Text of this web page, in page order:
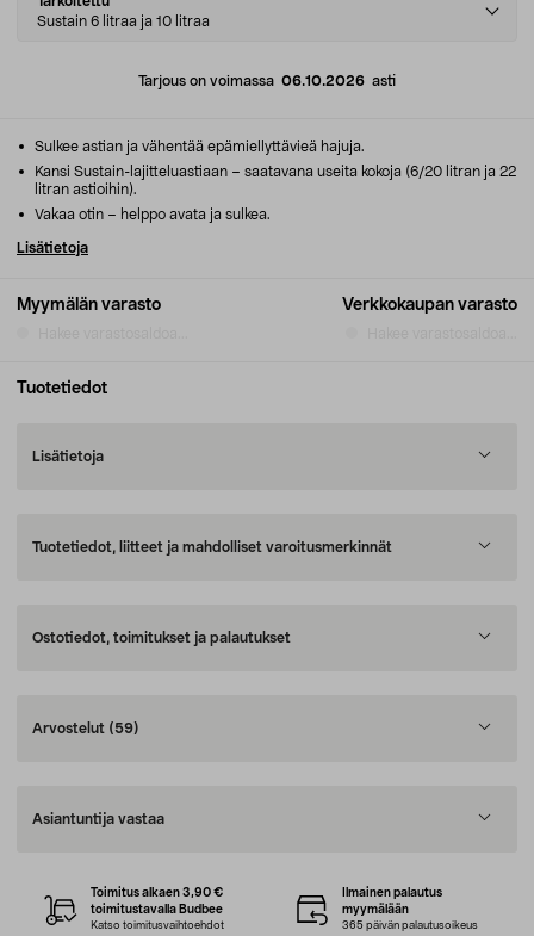
variant
Sustain 6 litraa ja 10 litraa
Tarjous on voimassa 06.10.2026 asti
Myymälän varasto Verkkokaupan varasto
Sulkee astian ja vähentää epämiellyttävieä hajuja.
Kansi Sustain-lajitteluastiaan – saatavana useita kokoja (6/20 litran ja 22
litran astioihin).
Vakaa otin – helppo avata ja sulkea.
Lisätietoja
Tuotetiedot
Lisätietoja
Tuotetiedot, liitteet ja mahdolliset varoitusmerkinnät
Ostotiedot, toimitukset ja palautukset
Arvostelut (59)
Asiantuntija vastaa
Toimitus alkaen 3,90 €
toimitustavalla Budbee
Katso toimitusvaihtoehdot
Ilmainen palautus
myymälään
365 päivän palautusoikeus